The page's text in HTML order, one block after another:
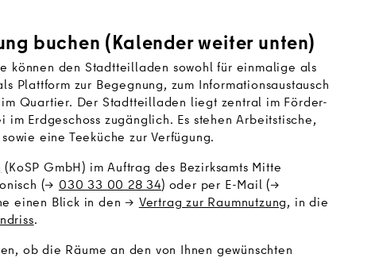
buchen (Kalender weiter unten)
können den Stadtteilladen sowohl für einmalige als
Plattform zur Begegnung, zum Informationsaustausch
Quartier. Der Stadtteilladen liegt zentral im Förder-
Erdgeschoss zugänglich. Es stehen Arbeitstische,
eine Teeküche zur Verfügung.
(KoSP GmbH) im Auftrag des Bezirksamts Mitte
(
030 33 00 28 34) oder per E-Mail (
einen Blick in den Vertrag zur Raumnutzung, in die
.
ob die Räume an den von Ihnen gewünschten